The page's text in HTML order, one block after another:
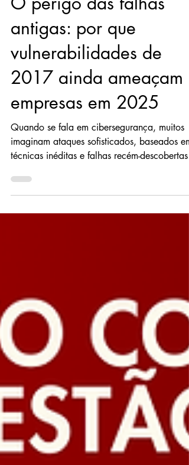
alexandrejob
29 de set. de 2025
O perigo das falhas
antigas: por que
vulnerabilidades de
2017 ainda ameaçam
empresas em 2025
imaginam ataques sofisticados, baseados em
técnicas inéditas e falhas recém-descobertas.
Mas a...